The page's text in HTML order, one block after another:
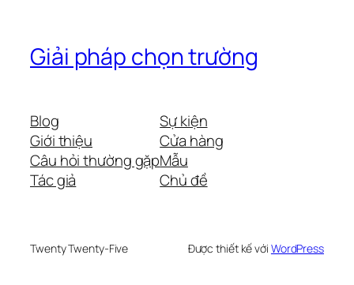
Giải pháp chọn trường
Blog
Giới thiệu
Câu hỏi thường gặp
Tác giả
Sự kiện
Cửa hàng
Mẫu
Chủ đề
Twenty Twenty-Five Được thiết kế với WordPress